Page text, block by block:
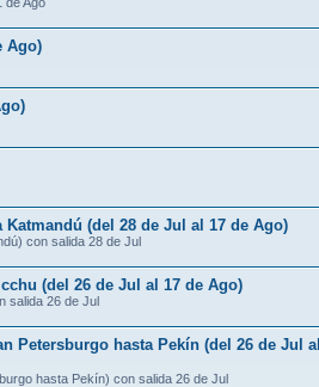
Ago)
(del 28 de Jul al 17 de Ago)
con salida 28 de Jul
(del 26 de Jul al 17 de Ago)
salida 26 de Jul
Petersburgo hasta Pekín (del 26 de Jul al
hasta Pekín) con salida 26 de Jul